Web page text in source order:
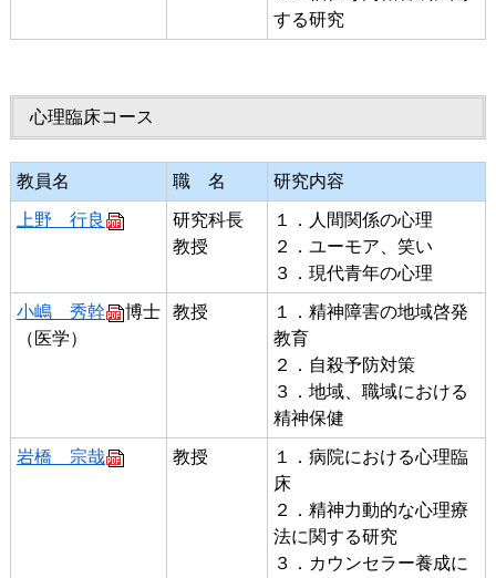
する研究
心理臨床コース
教員名 職 名 研究内容
上野 行良
研究科長
教授
１．人間関係の心理
２．ユーモア、笑い
３．現代青年の心理
小嶋 秀幹
博士
（医学）
教授
１．精神障害の地域啓発
教育
２．自殺予防対策
３．地域、職域における
精神保健
岩橋 宗哉 教授
１．病院における心理臨
床
２．精神力動的な心理療
法に関する研究
３．カウンセラー養成に